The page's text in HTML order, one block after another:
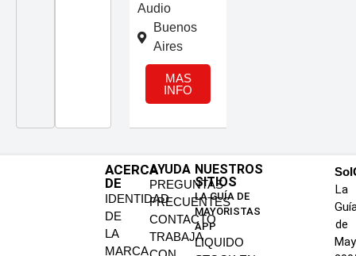
Audio
Buenos
Aires
MAS
INFO
ACERCA
DE
IDENTIDAD
DE
LA
MARCA
AYUDA
PREGUNTAS
FRECUENTES
CONTACTO
TRABAJA
NUESTROS
SITIOS
LA GUÍA DE
MAYORISTAS
APP
LIQUIDO
La
de